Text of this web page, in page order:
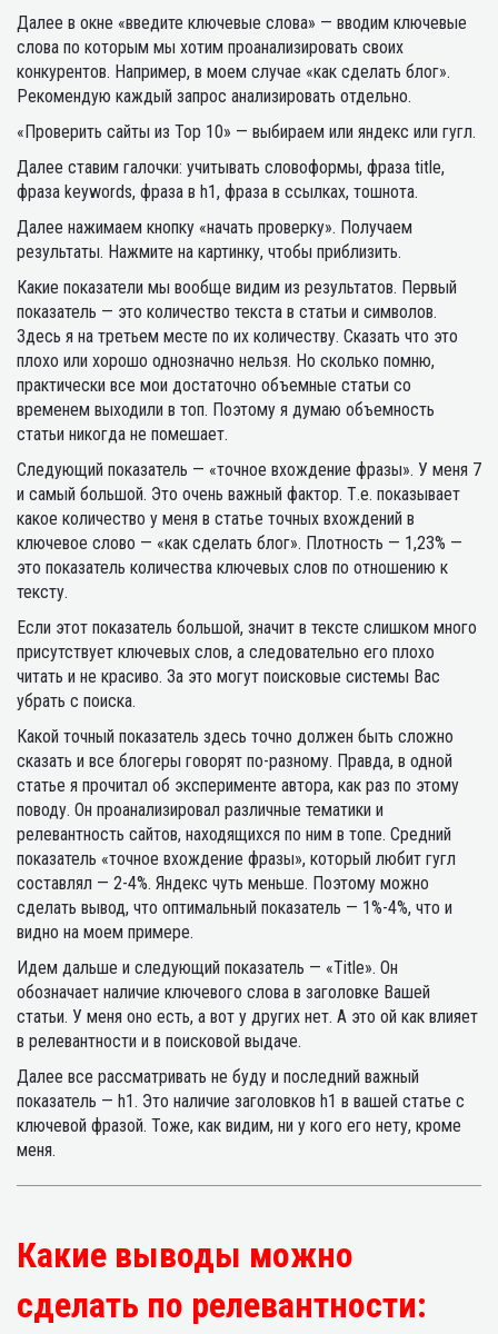
Далее в окне «введите ключевые слова» — вводим ключевые
слова по которым мы хотим проанализировать своих
конкурентов. Например, в моем случае «как сделать блог».
Рекомендую каждый запрос анализировать отдельно.
«Проверить сайты из Top 10» — выбираем или яндекс или гугл.
Далее ставим галочки: учитывать словоформы, фраза title,
фраза keywords, фраза в h1, фраза в сcылках, тошнота.
Далее нажимаем кнопку «начать проверку». Получаем
результаты. Нажмите на картинку, чтобы приблизить.
Какие показатели мы вообще видим из результатов. Первый
показатель — это количество текста в статьи и символов.
Здесь я на третьем месте по их количеству. Сказать что это
плохо или хорошо однозначно нельзя. Но сколько помню,
практически все мои достаточно объемные статьи со
временем выходили в топ. Поэтому я думаю объемность
статьи никогда не помешает.
Следующий показатель — «точное вхождение фразы». У меня 7
и самый большой. Это очень важный фактор. Т.е. показывает
какое количество у меня в статье точных вхождений в
ключевое слово — «как сделать блог». Плотность — 1,23% —
это показатель количества ключевых слов по отношению к
тексту.
Если этот показатель большой, значит в тексте слишком много
присутствует ключевых слов, а следовательно его плохо
читать и не красиво. За это могут поисковые системы Вас
убрать с поиска.
Какой точный показатель здесь точно должен быть сложно
сказать и все блогеры говорят по-разному. Правда, в одной
статье я прочитал об эксперименте автора, как раз по этому
поводу. Он проанализировал различные тематики и
релевантность сайтов, находящихся по ним в топе. Средний
показатель «точное вхождение фразы», который любит гугл
составлял — 2-4%. Яндекс чуть меньше. Поэтому можно
сделать вывод, что оптимальный показатель — 1%-4%, что и
видно на моем примере.
Идем дальше и следующий показатель — «Title». Он
обозначает наличие ключевого слова в заголовке Вашей
статьи. У меня оно есть, а вот у других нет. А это ой как влияет
в релевантности и в поисковой выдаче.
Далее все рассматривать не буду и последний важный
показатель — h1. Это наличие заголовков h1 в вашей статье с
ключевой фразой. Тоже, как видим, ни у кого его нету, кроме
меня.
Какие выводы можно
сделать по релевантности: